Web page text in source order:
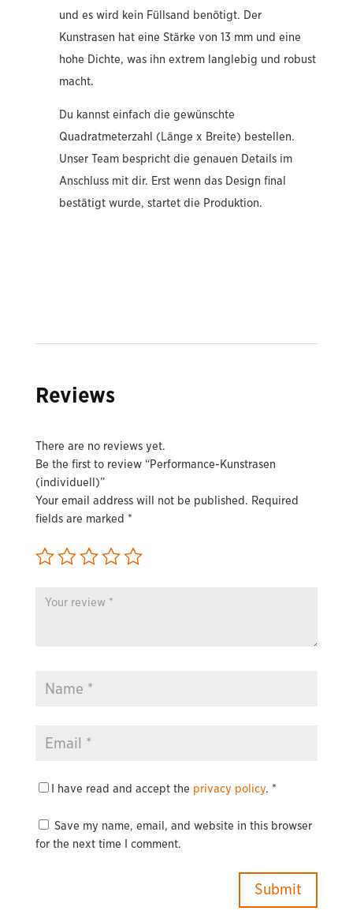
und es wird kein Füllsand benötigt. Der
Kunstrasen hat eine Stärke von 13 mm und eine
hohe Dichte, was ihn extrem langlebig und robust
macht.
Du kannst einfach die gewünschte
Quadratmeterzahl (Länge x Breite) bestellen.
Unser Team bespricht die genauen Details im
Anschluss mit dir. Erst wenn das Design final
bestätigt wurde, startet die Produktion.
Reviews
There are no reviews yet.
Be the first to review “Performance-Kunstrasen
(individuell)”
Your email address will not be published. Required
fields are marked *
I have read and accept the privacy policy. *
Save my name, email, and website in this browser
for the next time I comment.